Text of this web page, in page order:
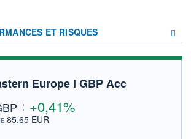
ET RISQUES
Europe I GBP Acc
+0,41%
85,65 EUR